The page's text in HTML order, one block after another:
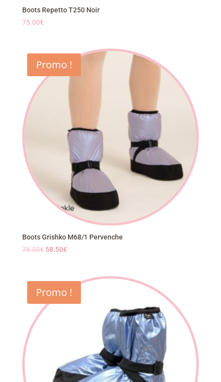
Boots Repetto T250 Noir
75.00€
Promo !
Boots Grishko M68/1 Pervenche
78.00€ Le
était :
78.00€.
58.50€Le
est :
58.50€.
Promo !